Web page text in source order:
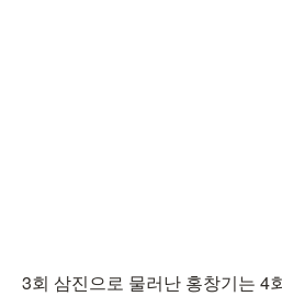
3회 삼진으로 물러난 홍창기는 4